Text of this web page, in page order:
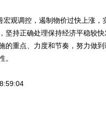
调控，遏制物价过快上涨，
坚持正确处理保持经济平稳较
的重点、力度和节奏，努力做
。